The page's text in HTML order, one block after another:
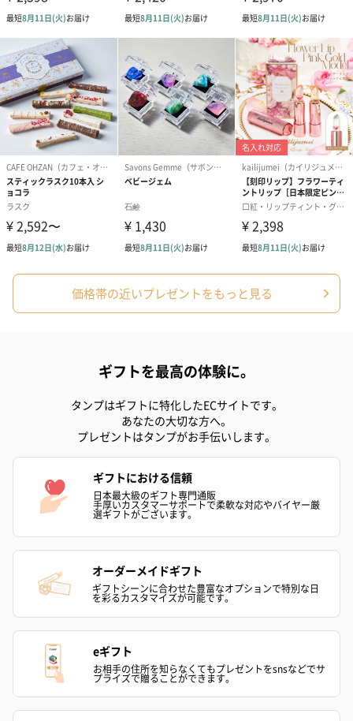
スキンケアグッズ
スキンケアグッズを同梱してお届けします。
ハンドクリーム3本セッ
ト【ありがとう】
シャワージェル＆ハン
ドクリーム（ピンクグ
（2,145円）
シャワージェ
ドクリーム（
円）
リラックスグッズを同梱してお届けします。
かき氷入浴剤4点セット
（ブルー）（748円）
かき氷入浴剤4点セット
（イエロー）（748円）
【Thank you
円）
ハンドタオル・ハンカチ
ハンドタオル・ハンカチを同梱してお届けいたします。ギフトへ
の＋αにおすすめです。
価格帯の近いプレゼントをもっと見る
ギフトを最高の体験に。
タンプはギフトに特化したECサイトです。
あなたの大切な方へ。
プレゼントはタンプがお手伝いします。
ギフトにおける信頼
日本最大級のギフト専門通販
手厚いカスタマーサポートで柔軟な対応やバイヤー厳
選ギフトがございます。
オーダーメイドギフト
ギフトシーンに合わせた豊富なオプションで特別な日
を彩るカスタマイズが可能です。
eギフト
お相手の住所を知らなくてもプレゼントをsnsなどでサ
プライズで贈ることができます。